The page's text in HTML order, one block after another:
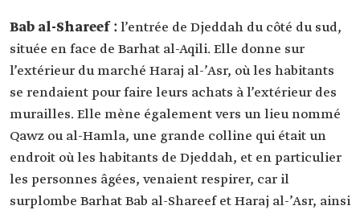
Bab al-Shareef :l’entrée de Djeddah du côté du sud,
située en face de Barhat al-Aqili. Elle donne sur
l’extérieur du marché Haraj al-’Asr, où les habitants
se rendaient pour faire leurs achats à l’extérieur des
murailles. Elle mène également vers un lieu nommé
Qawz ou al-Hamla, une grande colline qui était un
endroit où les habitants de Djeddah, et en particulier
les personnes âgées, venaient respirer, car il
surplombe Barhat Bab al-Shareef et Haraj al-’Asr, ainsi